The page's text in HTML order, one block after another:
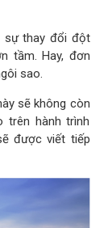
sự thay đổi đột
tầm. Hay, đơn
sao.
sẽ không còn
trên hành trình
được viết tiếp